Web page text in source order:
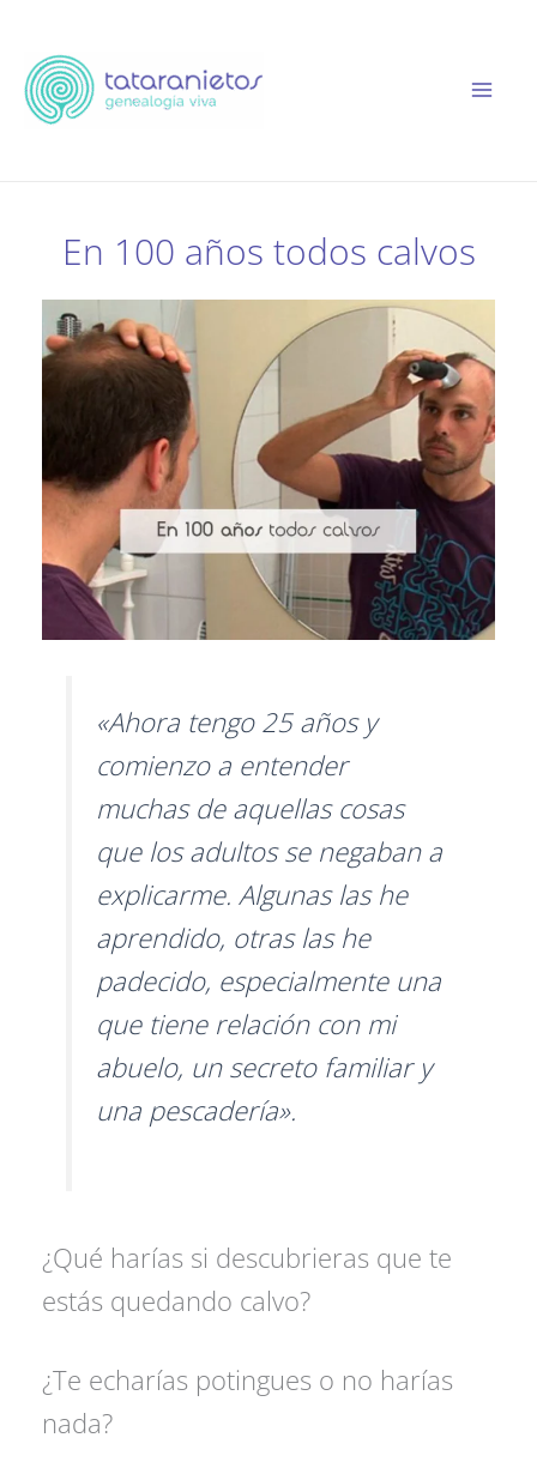
contenido
En 100 años todos calvos
«Ahora tengo 25 años y
comienzo a entender
muchas de aquellas cosas
que los adultos se negaban a
explicarme. Algunas las he
aprendido, otras las he
padecido, especialmente una
que tiene relación con mi
abuelo, un secreto familiar y
una pescadería».
¿Qué harías si descubrieras que te
estás quedando calvo?
¿Te echarías potingues o no harías
nada?